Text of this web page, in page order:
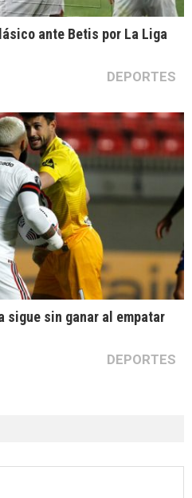
ante Betis por La Liga
DEPORTES
sigue sin ganar al empatar
DEPORTES